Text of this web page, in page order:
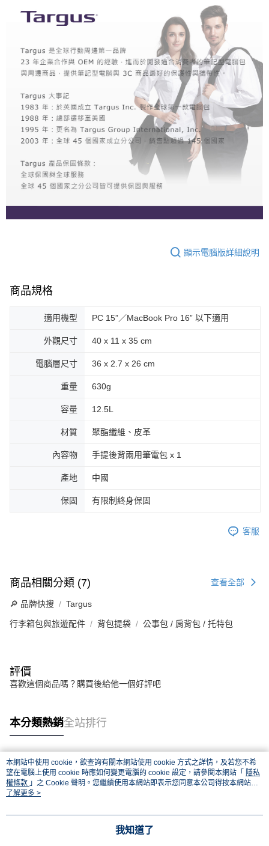
顯示電腦版詳細說明
商品規格
適用機型 PC 15”／MacBook Pro 16” 以下適用
外觀尺寸 40 x 11 x 35 cm
電腦層尺寸 36 x 2.7 x 26 cm
重量 630g
容量 12.5L
材質 聚酯纖維、皮革
內容物 手提後背兩用筆電包 x 1
產地 中國
保固 有限制終身保固
客服
商品相關分類 (7) 查看全部
🔎 品牌快搜 Targus
行李箱包與旅遊配件 背包提袋 公事包 / 肩背包 / 托特包
評價
喜歡這個商品嗎？購買後給他一個好評吧
本分類熱銷全站排行
熱門標籤
本網站中使用 cookie，欲查詢有關本網站使用 cookie 方式之詳情，及若您不希
望在電腦上使用 cookie 時應如何變更電腦的 cookie 設定，請參閱本網站「 隱私
權條款 」之 Cookie 聲明。您繼續使用本網站即表示您同意本公司得按本網站使
用條款之 Cookie 聲明使用 cookie。
了解更多 >
我知道了